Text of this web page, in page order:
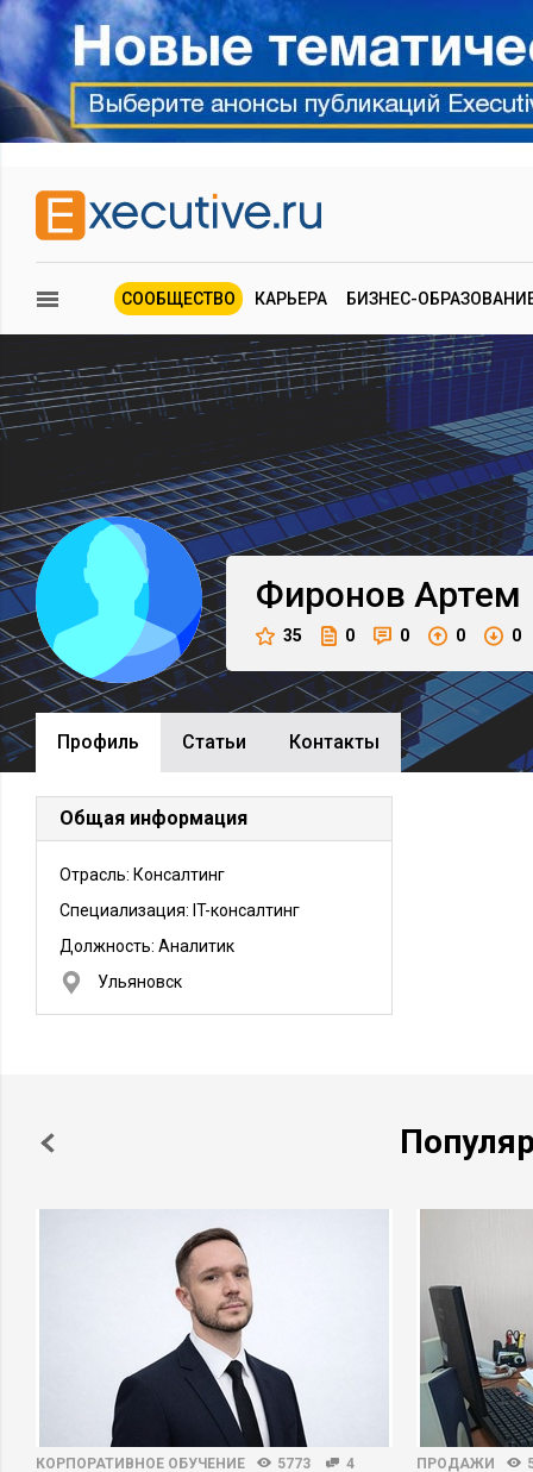
СООБЩЕСТВО КАРЬЕРА БИЗНЕС-
Фиронов Артем
35 0 0 0 0
Профиль Cтатьи Контакты
Общая информация
Отрасль: Консалтинг
Специализация: IT-консалтинг
Должность: Аналитик
Ульяновск
КОРПОРАТИВНОЕ ОБУЧЕНИЕ 5773 4 ПРОДАЖИ